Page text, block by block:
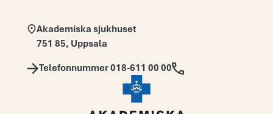
Adress:
Akademiska sjukhuset
751 85, Uppsala
Telefon:
Telefonnummer 018-611 00 00